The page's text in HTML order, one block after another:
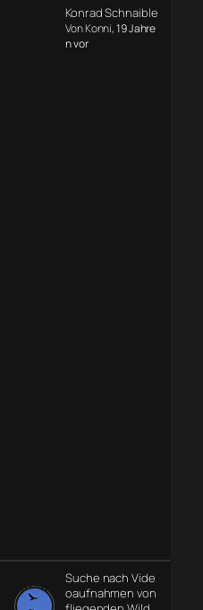
Konrad Schnaible
Von Konni, 19 Jahre
n vor
Suche nach Vide
oaufnahmen von